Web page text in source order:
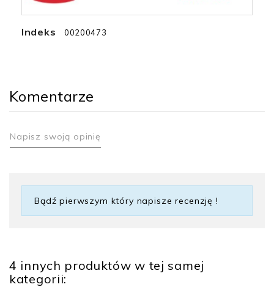
Indeks 00200473
Komentarze
Napisz swoją opinię
Bądź pierwszym który napisze recenzję !
4 innych produktów w tej samej
kategorii: